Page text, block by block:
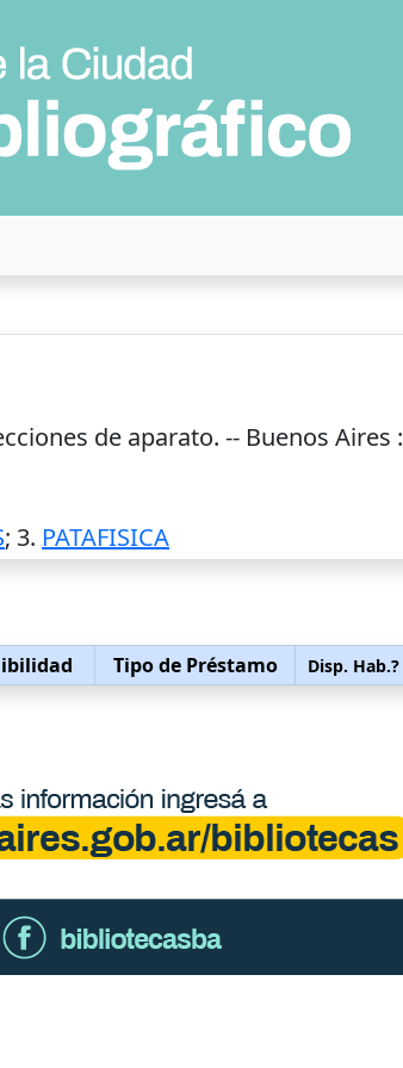
de aparato. -- Buenos Aires :
; 3. PATAFISICA
Tipo de Préstamo Disp. Hab.?